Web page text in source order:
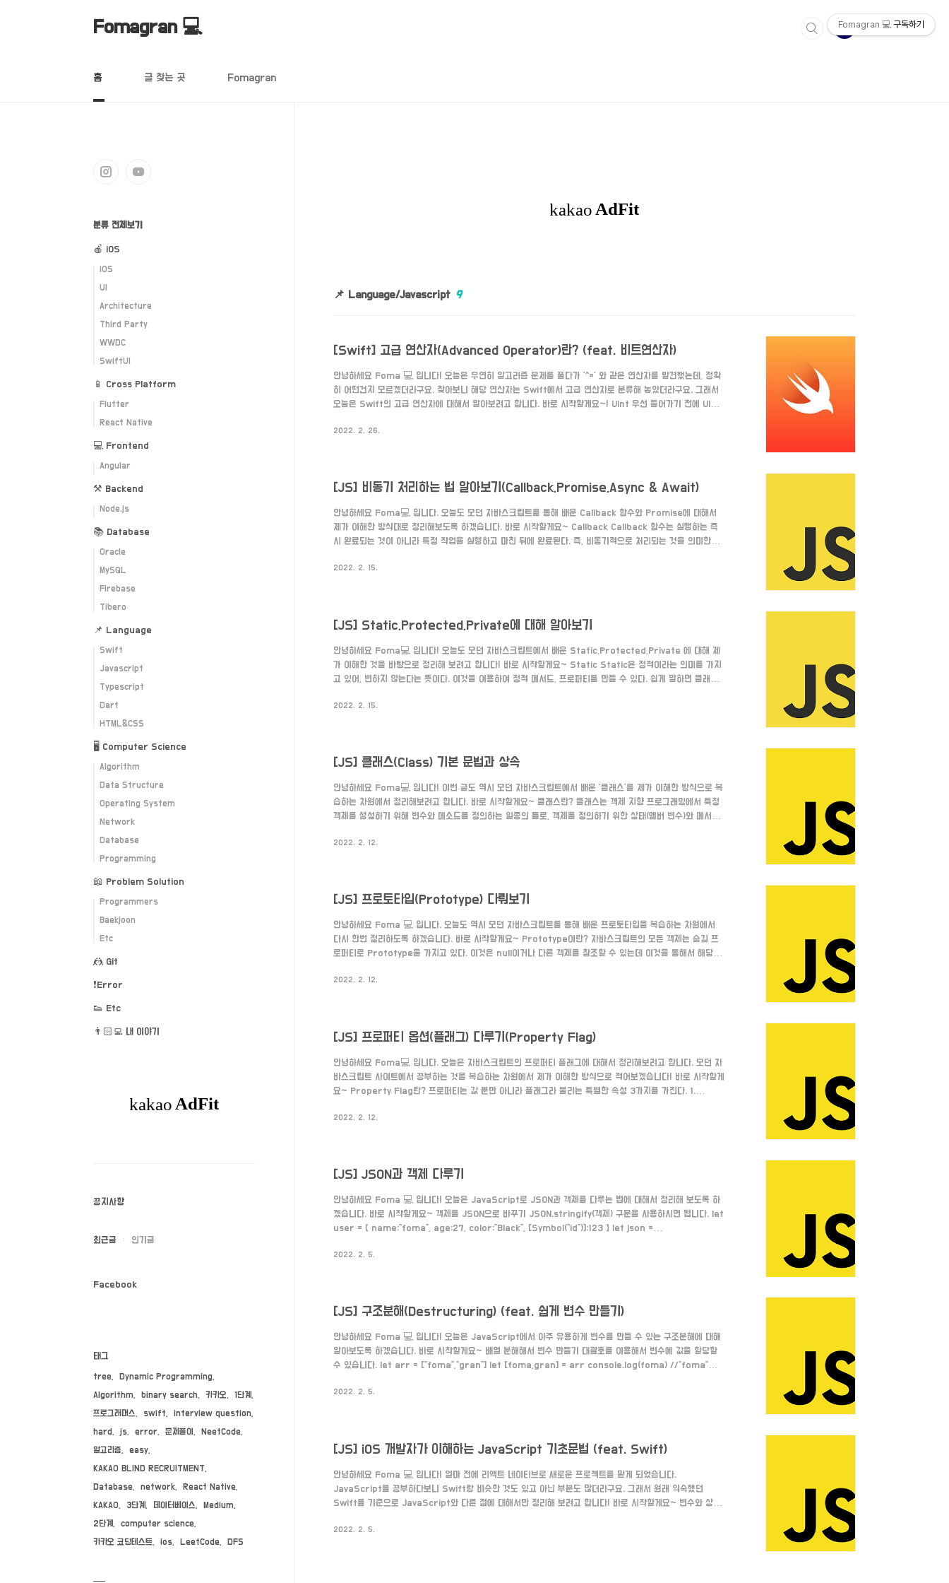
Fomagran 💻
홈 글 찾는 곳 Fomagran
📌 Language/Javascript 9
[Swift] 고급 연산자(Advanced Operator)란? (feat. 비트연산자)
안녕하세요 Foma 💻 입니다! 오늘은 우연히 알고리즘 문제를 풀다가 '^=' 와 같은 연산자를 발견했는데, 정확
히 어떤건지 모르겠더라구요. 찾아보니 해당 연산자는 Swift에서 고급 연산자로 분류해 놓았더라구요. 그래서
오늘은 Swift의 고급 연산자에 대해서 알아보려고 합니다. 바로 시작할게요~! UInt 우선 들어가기 전에 UInt
가질 수 있습니다. (음수를 넣으면 컴파일 에러 발생) 범위로 보면 Int8 = -128...127 이고, UInt8 = 0...256,
2022. 2. 26.
[JS] 비동기 처리하는 법 알아보기(Callback,Promise,Async & Await)
안녕하세요 Foma💻 입니다. 오늘도 모던 자바스크립트를 통해 배운 Callback 함수와 Promise에 대해서
제가 이해한 방식대로 정리해보도록 하겠습니다. 바로 시작할게요~ Callback Callback 함수는 실행하는 즉
시 완료되는 것이 아니라 특정 작업을 실행하고 마친 뒤에 완료된다. 즉, 비동기적으로 처리되는 것을 의미한다.
완료된다. 콜백 함수가 완료되는 경우는 정상적으로 처리되었거나, 에러가 발생한 경우 뿐이다. 콜백 함수를 작
2022. 2. 15.
[JS] Static,Protected,Private에 대해 알아보기
안녕하세요 Foma💻 입니다! 오늘도 모던 자바스크립트에서 배운 Static,Protected,Private 에 대해 제
가 이해한 것을 바탕으로 정리해 보려고 합니다! 바로 시작할게요~ Static Static은 정적이라는 의미를 가지
고 있어, 변하지 않는다는 뜻이다. 이것을 이용하여 정적 메서드, 프로퍼티를 만들 수 있다. 쉽게 말하면 클래스
{ //모든 사람이 동일하게 가지고 있고 변하지 않는 값 static planet = "지구" } //클래스 자체에서 바로 읽
2022. 2. 15.
[JS] 클래스(Class) 기본 문법과 상속
안녕하세요 Foma💻 입니다! 이번 글도 역시 모던 자바스크립트에서 배운 '클래스'를 제가 이해한 방식으로 복
습하는 차원에서 정리해보려고 합니다. 바로 시작할게요~ 클래스란? 클래스는 객체 지향 프로그래밍에서 특정
객체를 생성하기 위해 변수와 메소드를 정의하는 일종의 틀로, 객체를 정의하기 위한 상태(멤버 변수)와 메서드
성하기 앞에 클래스를 붙여준 뒤 constructor(생성자)를 이용해서 초기화 해준다. 메서드나 프로퍼티를 생성
2022. 2. 12.
[JS] 프로토타입(Prototype) 다뤄보기
안녕하세요 Foma 💻 입니다. 오늘도 역시 모던 자바스크립트를 통해 배운 프로토타입을 복습하는 차원에서
다시 한번 정리하도록 하겠습니다. 바로 시작할게요~ Prototype이란? 자바스크립트의 모든 객체는 숨김 프
로퍼티로 Prototype을 가지고 있다. 이것은 null이거나 다른 객체를 참조할 수 있는데 이것을 통해서 해당 객
른다. Prototype 설정하기 1. __proto__ 운동선수를 지칭하는 'player'라는 객체를 생성하고 let player
2022. 2. 12.
[JS] 프로퍼티 옵션(플래그) 다루기(Property Flag)
안녕하세요 Foma💻 입니다. 오늘은 자바스크립트의 프로퍼티 플래그에 대해서 정리해보려고 합니다. 모던 자
바스크립트 사이트에서 공부하는 것을 복습하는 차원에서 제가 이해한 방식으로 적어보겠습니다! 바로 시작할게
요~ Property Flag란? 프로퍼티는 값 뿐만 아니라 플래그라 불리는 특별한 속성 3가지를 가진다. 1.
설정하는 플래그 3. configurable 해당 프로퍼티를 삭제, 플래그 수정이 가능하게 설정하는 플래그
2022. 2. 12.
[JS] JSON과 객체 다루기
안녕하세요 Foma 💻 입니다! 오늘은 JavaScript로 JSON과 객체를 다루는 법에 대해서 정리해 보도록 하
겠습니다. 바로 시작할게요~ 객체를 JSON으로 바꾸기 JSON.stringify(객체) 구문을 사용하시면 됩니다. let
user = { name:"foma", age:27, color:"Black", [Symbol("id")]:123 } let json =
드나 undefined값을 가진 프로퍼티가 있다면 자동으로 무시합니다. user.sayHi = function() {
2022. 2. 5.
[JS] 구조분해(Destructuring) (feat. 쉽게 변수 만들기)
안녕하세요 Foma 💻 입니다! 오늘은 JavaScript에서 아주 유용하게 변수를 만들 수 있는 구조분해에 대해
알아보도록 하겠습니다. 바로 시작할게요~ 배열 분해해서 변수 만들기 대괄호를 이용해서 변수에 값을 할당할
수 있습니다. let arr = ["foma","gran"] let [foma,gran] = arr console.log(foma) //"foma"
수 있습니다. let fomagran = "foma,gran" let [foma,gran] = fomagran.split(',')
2022. 2. 5.
[JS] iOS 개발자가 이해하는 JavaScript 기초문법 (feat. Swift)
안녕하세요 Foma 💻 입니다! 얼마 전에 리액트 네이티브로 새로운 프로젝트를 맡게 되었습니다.
JavaScript를 공부하다보니 Swift랑 비슷한 것도 있고 아닌 부분도 많더라구요. 그래서 원래 익숙했던
Swift를 기준으로 JavaScript와 다른 점에 대해서만 정리해 보려고 합니다! 바로 시작할게요~ 변수와 상수
"Fomagran" //변수 JavaScript는 상수를 const,변수를 let이라고 쓴다. 이미 상수 let에 익숙해 있는 상
2022. 2. 5.
분류 전체보기
🍎 iOS
iOS
UI
Architecture
Third Party
WWDC
SwiftUI
📱 Cross Platform
Flutter
React Native
💻 Frontend
Angular
⚒ Backend
Node.js
📚 Database
Oracle
MySQL
Firebase
Tibero
📌 Language
Swift
Javascript
Typescript
Dart
HTML&CSS
🖥 Computer Science
Algorithm
Data Structure
Operating System
Network
Database
Programming
📖 Problem Solution
Programmers
Baekjoon
Etc
🤼 Git
❗️Error
👟 Etc
👨🏻‍💻 내 이야기
공지사항
최근글 인기글
Facebook
태그
tree
Dynamic Programming
Algorithm
binary search 카카오
1단계
프로그래머스
swift
interview question
hard
js error 문제풀이
NeetCode
알고리즘
easy
KAKAO BLIND RECRUITMENT
Database
network
React Native
KAKAO
3단계 데이터베이스
Medium
2단계
computer science
카카오 코딩테스트
ios LeetCode DFS
Fomagran 💻 구독하기